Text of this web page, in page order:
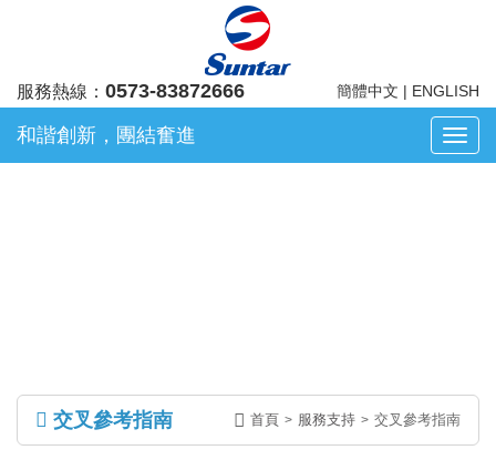
簡體中文 | ENGLISH
服務熱線： 0573-83872666
浙
江
公
司
和諧創新，團結奮進
交叉參考指南 首頁 > 服務支持 > 交叉參考指南